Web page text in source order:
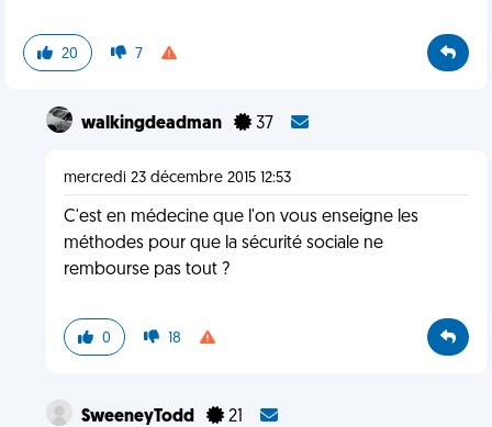
20 7
walkingdeadman 37
mercredi 23 décembre 2015 12:53
C'est en médecine que l'on vous enseigne les
méthodes pour que la sécurité sociale ne
rembourse pas tout ?
0 18
SweeneyTodd 21